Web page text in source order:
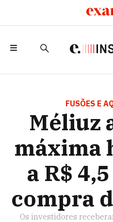
A R$ 4,5 BI APÓS
FUSÕES E
Méliuz
máxima
a R$
compra
Os investidores